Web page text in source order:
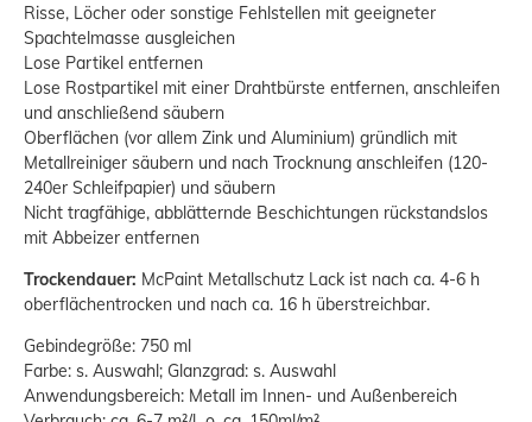
Risse, Löcher oder sonstige Fehlstellen mit geeigneter
Spachtelmasse ausgleichen
Lose Partikel entfernen
Lose Rostpartikel mit einer Drahtbürste entfernen, anschleifen
und anschließend säubern
Oberflächen (vor allem Zink und Aluminium) gründlich mit
Metallreiniger säubern und nach Trocknung anschleifen (120-
240er Schleifpapier) und säubern
Nicht tragfähige, abblätternde Beschichtungen rückstandslos
mit Abbeizer entfernen
Trockendauer: McPaint Metallschutz Lack ist nach ca. 4-6 h
oberflächentrocken und nach ca. 16 h überstreichbar.
Gebindegröße: 750 ml
Farbe: s. Auswahl; Glanzgrad: s. Auswahl
Anwendungsbereich: Metall im Innen- und Außenbereich